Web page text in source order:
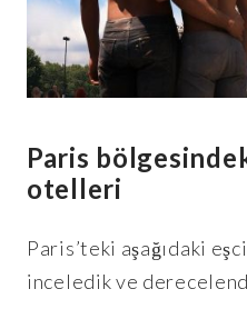
Paris
otelleri
Paris’teki aşağıdaki
inceledik ve